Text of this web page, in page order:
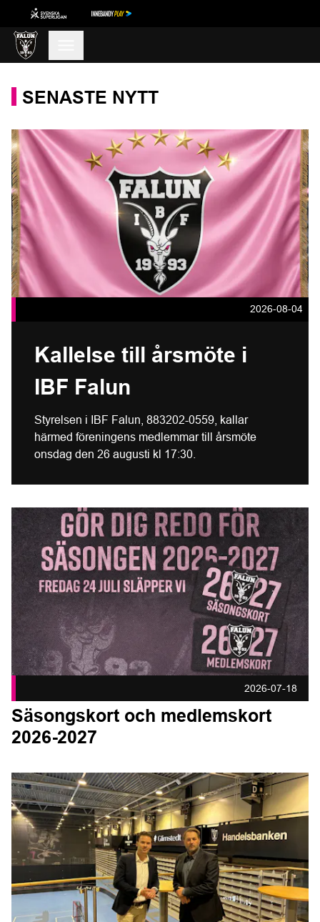
SENASTE NYTT
2026-08-04
Kallelse till årsmöte i
IBF Falun
Styrelsen i IBF Falun, 883202-0559, kallar
härmed föreningens medlemmar till årsmöte
onsdag den 26 augusti kl 17:30.
Fler nyheter
Säsongskort och medlemskort 2026-2027 Publicerad 2026-
2026-07-18
Säsongskort och medlemskort
2026-2027
Glimstedt, Handelsbanken och IBF Falun startar initiativet